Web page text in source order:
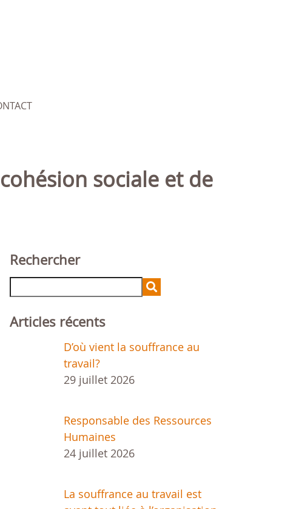
Rechercher
Articles récents
D’où vient la souffrance au
travail?
29 juillet 2026
Responsable des Ressources
Humaines
24 juillet 2026
La souffrance au travail est